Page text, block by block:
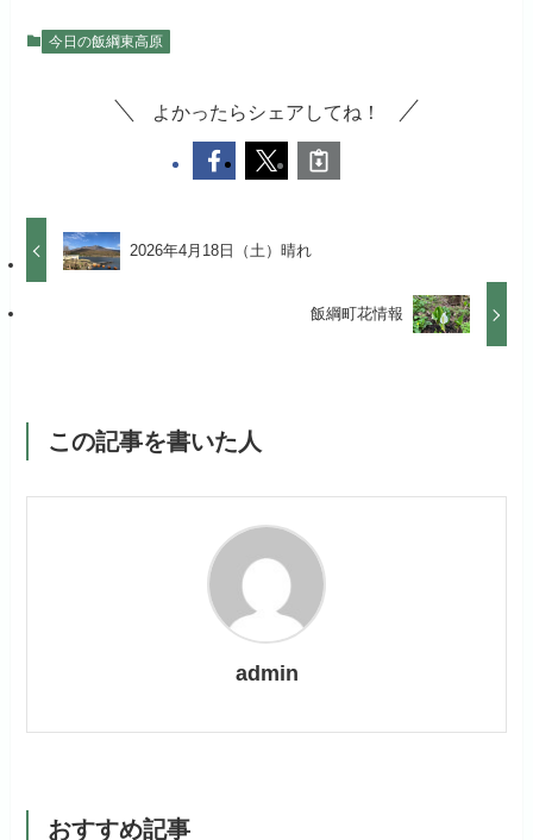
今日の飯綱東高原
よかったらシェアしてね！
2026年4月18日（土）晴れ
飯綱町花情報
この記事を書いた人
admin
おすすめ記事